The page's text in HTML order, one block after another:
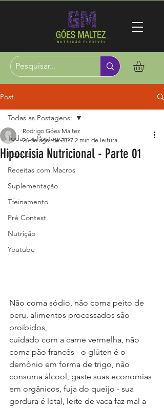
Post
Todas as Postagens:
Pessoal
Receitas com Macros
Suplementação
Treinamento
Pré Contest
Nutrição
Youtube
Todas as Postagens:
Hipocrisia Nutricional - Parte 01
Rodrigo Góes Maltez
26 de ago. de 2017 2 min de leitura
Não coma sódio, não coma peito de
peru, alimentos processados são
proibidos,
cuidado com a carne vermelha, não
coma pão francês - o glúten é o
demônio em forma de trigo, não
consuma álcool, gaste suas economias
em orgânicos, fuja do queijo - sua
gordura é letal, leite de vaca faz mal a